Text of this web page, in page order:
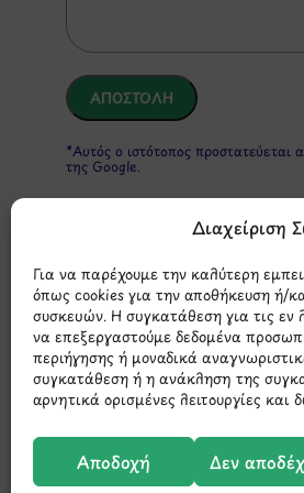
Διαχείριση
Για να παρέχουμε την καλύτερη
όπως cookies για την αποθήκευση ή/
συσκευών. Η συγκατάθεση για τις εν
να επεξεργαστούμε δεδομένα
περιήγησης ή μοναδικά
συγκατάθεση ή η ανάκληση της
αρνητικά ορισμένες λειτουργίες και
Αποδοχή Δεν
*Αυτός ο ιστότοπος
της Google.